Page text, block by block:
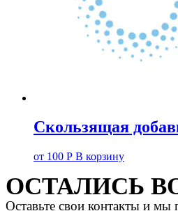
Скользящая
от 100 Р В корзину
ОСТАЛИСЬ
Оставьте свои контакты и